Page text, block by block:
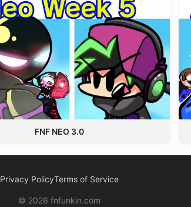
FNF NEO 3.0
Privacy PolicyTerms of Service
© 2026 fnfunkin.com